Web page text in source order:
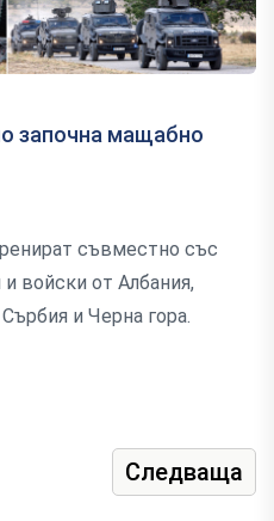
започна мащабно
съвместно със
войски от Албания,
и Черна гора.
Следваща